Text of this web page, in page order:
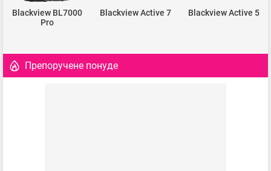
Blackview BL7000
Pro
Blackview Active 7 Blackview Active 5
Препоручене понуде